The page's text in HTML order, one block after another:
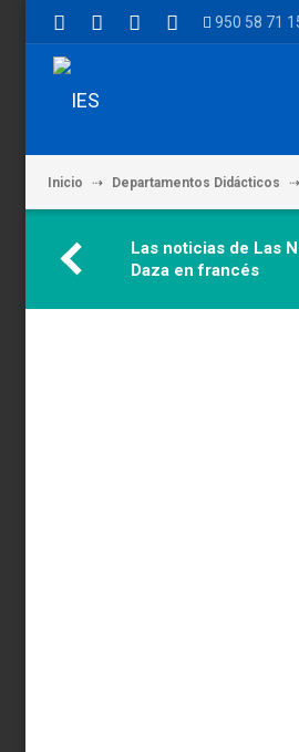
950 58 71
Inicio Departamentos Didácticos
Las noticias de Las
Daza en francés